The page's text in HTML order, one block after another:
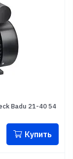
Badu 21-40 54
Купить